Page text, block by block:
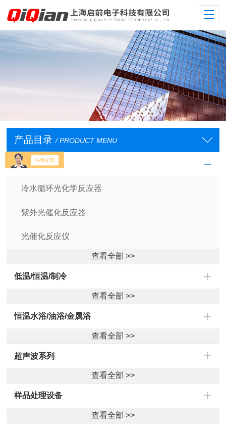
产品目录 / PRODUCT MENU
光学反应仪器
冷水循环光化学反应器
紫外光催化反应器
光催化反应仪
查看全部 >>
低温/恒温/制冷
查看全部 >>
恒温水浴/油浴/金属浴
查看全部 >>
超声波系列
查看全部 >>
样品处理设备
查看全部 >>